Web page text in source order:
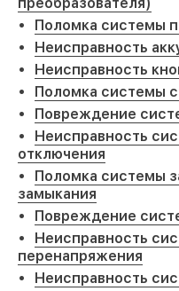
Поломка системы
Неисправность
Неисправность
Поломка системы
Повреждение
Неисправность
отключения
Поломка системы
замыкания
Повреждение
Неисправность
перенапряжения
Неисправность